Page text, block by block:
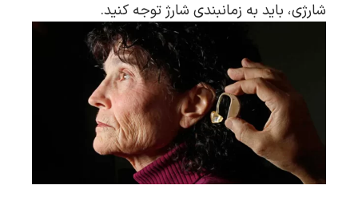
شارژی، باید به زمانبندی شارژ توجه کنید.